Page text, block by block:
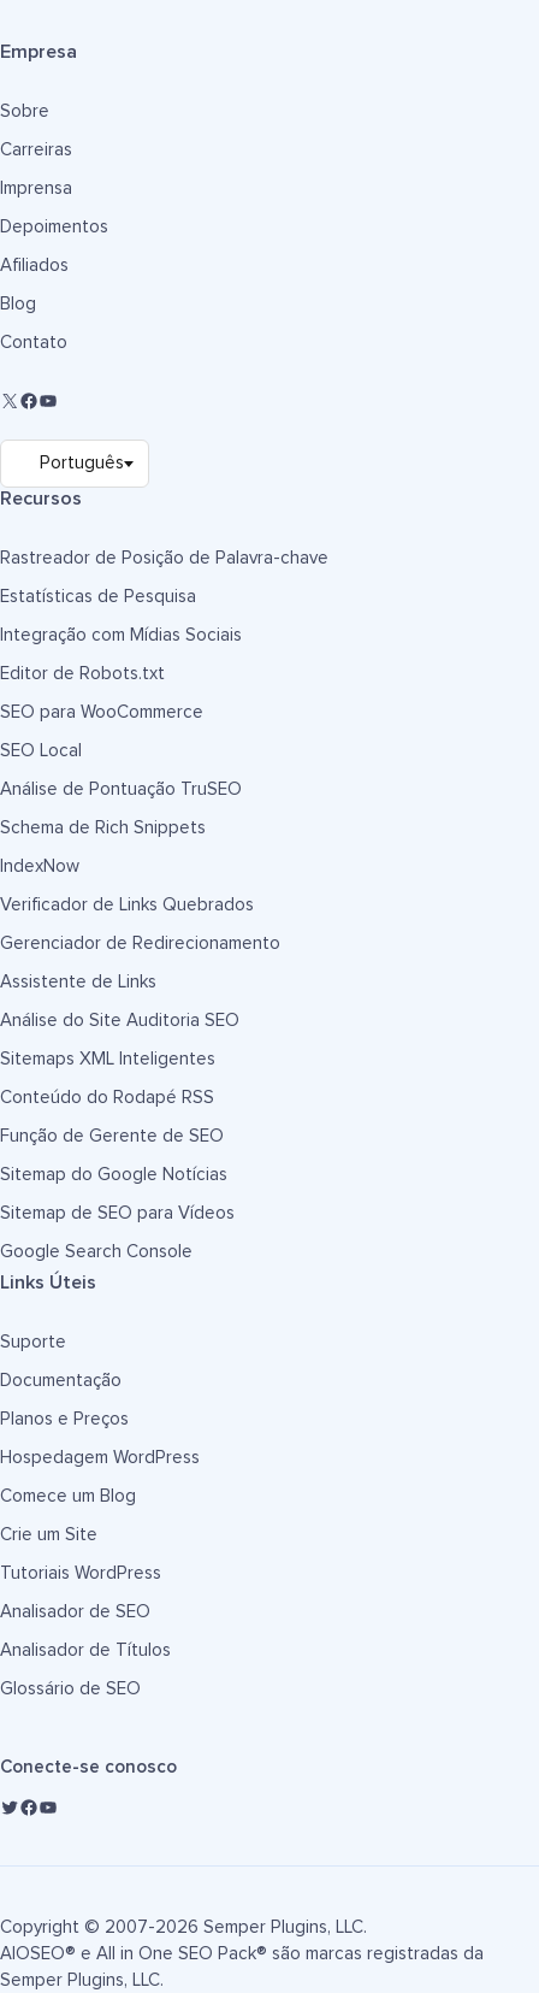
Empresa
Sobre
Carreiras
Imprensa
Depoimentos
Afiliados
Blog
Contato
Recursos
Rastreador de Posição de Palavra-chave
Estatísticas de Pesquisa
Integração com Mídias Sociais
Editor de Robots.txt
SEO para WooCommerce
SEO Local
Análise de Pontuação TruSEO
Schema de Rich Snippets
IndexNow
Verificador de Links Quebrados
Gerenciador de Redirecionamento
Assistente de Links
Análise do Site Auditoria SEO
Sitemaps XML Inteligentes
Conteúdo do Rodapé RSS
Função de Gerente de SEO
Sitemap do Google Notícias
Sitemap de SEO para Vídeos
Google Search Console
Links Úteis
Suporte
Documentação
Planos e Preços
Hospedagem WordPress
Comece um Blog
Crie um Site
Tutoriais WordPress
Analisador de SEO
Analisador de Títulos
Glossário de SEO
Conecte-se conosco
Copyright © 2007-2026 Semper Plugins, LLC.
AIOSEO® e All in One SEO Pack® são marcas registradas da
Semper Plugins, LLC.